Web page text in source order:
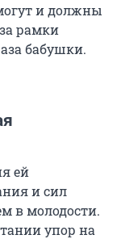
и должны
рамки
бабушки.
ей
и сил
в молодости.
упор на